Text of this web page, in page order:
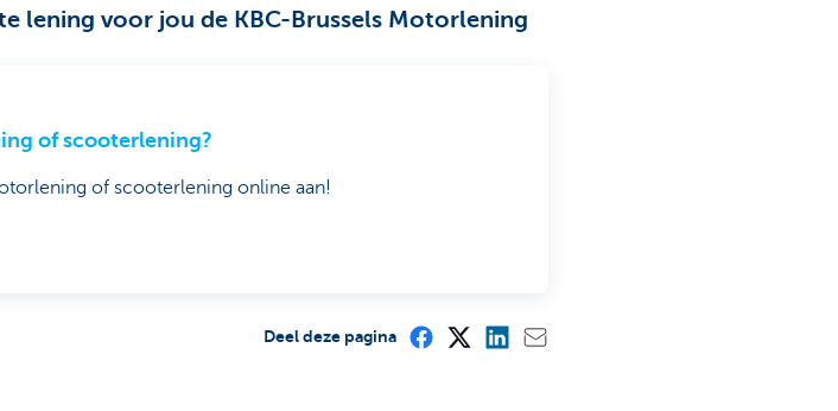
lening voor jou de KBC-Brussels Motorlening
of scooterlening?
of scooterlening online aan!
Deel deze pagina